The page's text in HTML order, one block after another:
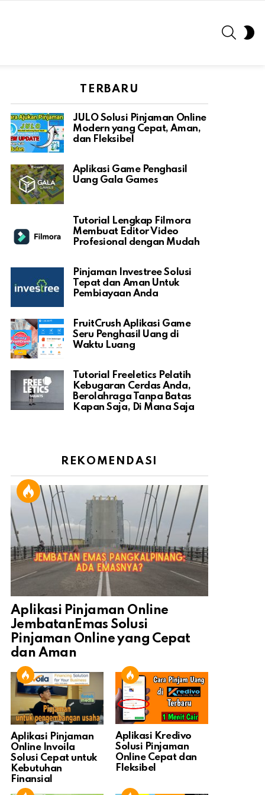
TERBARU
JULO Solusi Pinjaman Online
Modern yang Cepat, Aman,
dan Fleksibel
Aplikasi Game Penghasil
Uang Gala Games
Tutorial Lengkap Filmora
Membuat Editor Video
Profesional dengan Mudah
Pinjaman Investree Solusi
Tepat dan Aman Untuk
Pembiayaan Anda
FruitCrush Aplikasi Game
Seru Penghasil Uang di
Waktu Luang
Tutorial Freeletics Pelatih
Kebugaran Cerdas Anda,
Berolahraga Tanpa Batas
Kapan Saja, Di Mana Saja
REKOMENDASI
Aplikasi Pinjaman Online
JembatanEmas Solusi
Pinjaman Online yang Cepat
dan Aman
Aplikasi Pinjaman
Online Invoila
Solusi Cepat untuk
Kebutuhan
Finansial
Aplikasi Kredivo
Solusi Pinjaman
Online Cepat dan
Fleksibel